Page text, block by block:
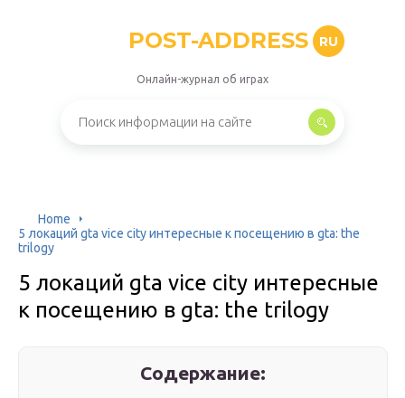
POST-ADDRESS RU
Онлайн-журнал об играх
Home
5 локаций gta vice city интересные к посещению в gta: the
trilogy
5 локаций gta vice city интересные
к посещению в gta: the trilogy
Содержание: